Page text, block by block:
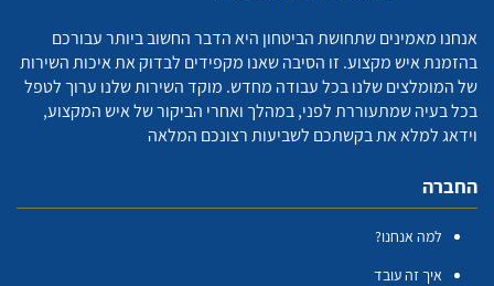
אנחנו מאמינים שתחושת הביטחון היא הדבר החשוב ביותר עבורכם
בהזמנת איש מקצוע. זו הסיבה שאנו מקפידים לבדוק את איכות השירות
של המומלצים שלנו בכל עבודה מחדש. מוקד השירות שלנו ערוך לטפל
בכל בעיה שמתעוררת לפני, במהלך ואחרי הביקור של איש המקצוע,
וידאג למלא את בקשתכם לשביעות רצונכם המלאה
החברה
למה אנחנו?
איך זה עובד